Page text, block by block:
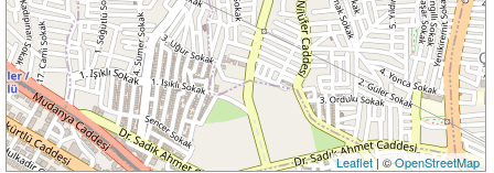
Leaflet| ©OpenStreetMap